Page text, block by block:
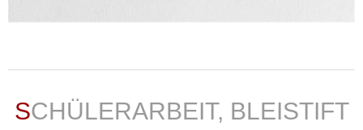
SCHÜLERARBEIT, BLEISTIFT